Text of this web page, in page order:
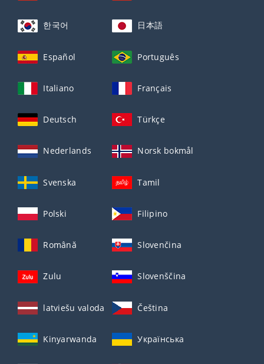
한국어 日本語
Español Português
Italiano Français
Deutsch Türkçe
Nederlands Norsk bokmål
Svenska Tamil
Polski Filipino
Română Slovenčina
Zulu Slovenščina
latviešu valoda Čeština
Kinyarwanda Українська